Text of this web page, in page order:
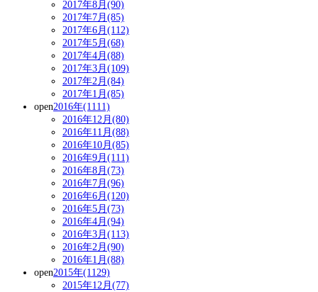
2017年8月(90)
2017年7月(85)
2017年6月(112)
2017年5月(68)
2017年4月(88)
2017年3月(109)
2017年2月(84)
2017年1月(85)
open2016年(1111)
2016年12月(80)
2016年11月(88)
2016年10月(85)
2016年9月(111)
2016年8月(73)
2016年7月(96)
2016年6月(120)
2016年5月(73)
2016年4月(94)
2016年3月(113)
2016年2月(90)
2016年1月(88)
open2015年(1129)
2015年12月(77)